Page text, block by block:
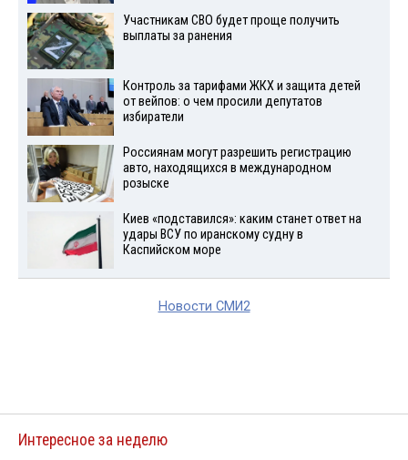
Участникам СВО будет проще получить
выплаты за ранения
Контроль за тарифами ЖКХ и защита детей
от вейпов: о чем просили депутатов
избиратели
Россиянам могут разрешить регистрацию
авто, находящихся в международном
розыске
Киев «подставился»: каким станет ответ на
удары ВСУ по иранскому судну в
Каспийском море
Новости СМИ2
Интересное за неделю